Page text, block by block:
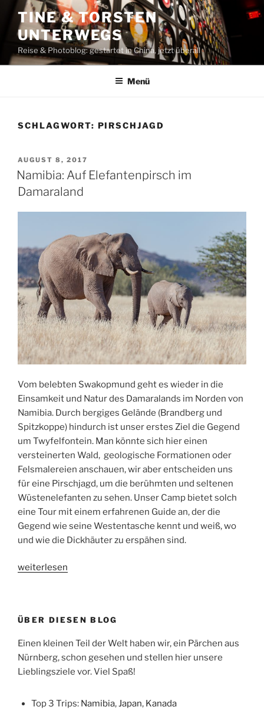
Inhalt
springen
TINE & TORSTEN
UNTERWEGS
Reise & Photoblog: gestartet in China, jetzt überall
Menü
SCHLAGWORT: PIRSCHJAGD
VERÖFFENTLICHT
AM
AUGUST 8, 2017
Namibia: Auf Elefantenpirsch im
Damaraland
Vom belebten Swakopmund geht es wieder in die
Einsamkeit und Natur des Damaralands im Norden von
Namibia. Durch bergiges Gelände (Brandberg und
Spitzkoppe) hindurch ist unser erstes Ziel die Gegend
um Twyfelfontein. Man könnte sich hier einen
versteinerten Wald, geologische Formationen oder
Felsmalereien anschauen, wir aber entscheiden uns
für eine Pirschjagd, um die berühmten und seltenen
Wüstenelefanten zu sehen. Unser Camp bietet solch
eine Tour mit einem erfahrenen Guide an, der die
Gegend wie seine Westentasche kennt und weiß, wo
und wie die Dickhäuter zu erspähen sind.
„Namibia:
Damaraland“
weiterlesen
ÜBER DIESEN BLOG
Einen kleinen Teil der Welt haben wir, ein Pärchen aus
Nürnberg, schon gesehen und stellen hier unsere
Lieblingsziele vor. Viel Spaß!
Top 3 Trips: Namibia,Japan, Kanada